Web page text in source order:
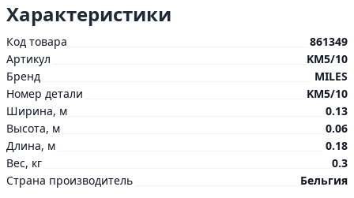
Характеристики
Код товара
861349
Артикул
KM5/10
Бренд
MILES
Номер детали
KM5/10
Ширина, м
0.13
Высота, м
0.06
Длина, м
0.18
Вес, кг
0.3
Страна производитель
Бельгия